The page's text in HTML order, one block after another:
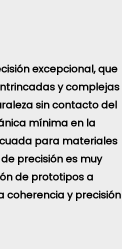
excepcional, que
y complejas
sin contacto del
mínima en la
para materiales
precisión es muy
de prototipos a
coherencia y precisión